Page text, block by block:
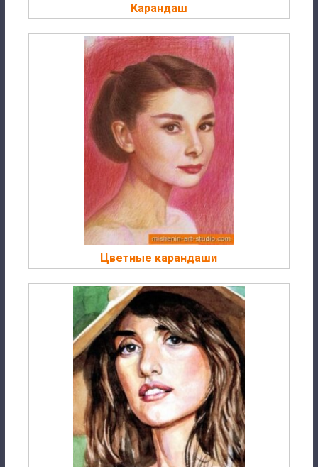
Карандаш
Цветные карандаши